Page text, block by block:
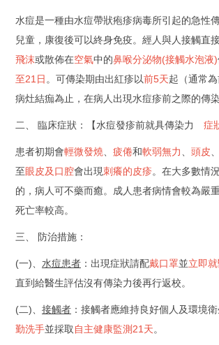
水痘是一種由水痘帶狀疱疹病毒所引起的急性
兒童，康復後可以終身免疫。經人與人接觸直
飛沫或散佈在空氣中的鼻喉分泌物(接觸水泡液)
至21日 。可傳染期由出紅疹以前5天起（通常
病灶結痂為止，在病人出現水痘疹前之際的傳染
二、 臨床症狀：【水痘發疹前就具傳染力 症
患者初期會輕微發燒 疲倦和軟弱無力 頭皮
至眼皮及口腔會出現刺癢的皮疹。在大多數情
的，病人可不藥而癒。成人患者病情會較為嚴
死亡率較高。
三、 防治措施：
(一)、 水痘患者 ：出現症狀請配戴口罩並立即
直到給醫生評估沒有傳染力後再行返校。
(二)、 接觸者 ：接觸者應維持良好個人及環境衛
勤洗手並採取 自主健康監測21天。